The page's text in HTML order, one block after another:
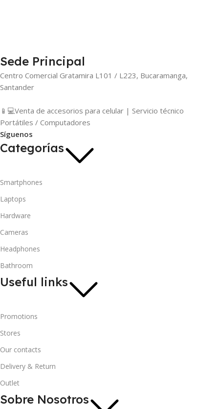
Sede Principal
Centro Comercial Gratamira L101 / L223, Bucaramanga,
Santander
📱💻Venta de accesorios para celular | Servicio técnico
Portátiles / Computadores
Síguenos
Categorías
Smartphones
Laptops
Hardware
Cameras
Headphones
Bathroom
Useful links
Promotions
Stores
Our contacts
Delivery & Return
Outlet
Sobre Nosotros